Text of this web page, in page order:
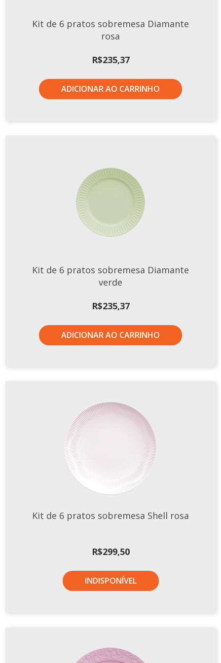
Kit de 6 pratos sobremesa Diamante
rosa
R$235,37
ADICIONAR AO CARRINHO
Kit de 6 pratos sobremesa Diamante
verde
R$235,37
ADICIONAR AO CARRINHO
Kit de 6 pratos sobremesa Shell rosa
R$299,50
INDISPONÍVEL